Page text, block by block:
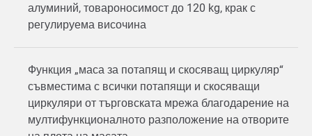
алуминий, товароносимост до 120 kg, крак с
регулируема височина
Функция „маса за потапящ и скосяващ циркуляр“
съвместима с всички потапящи и скосяващи
циркуляри от търговската мрежа благодарение на
мултифункционалното разположение на отворите